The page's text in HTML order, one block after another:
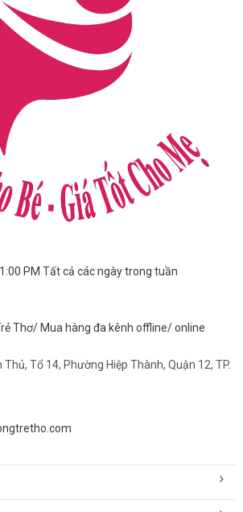
PM Tất cả các ngày trong tuần
Thơ/ Mua hàng đa kênh offline/ online
Thủ, Tổ 14, Phường Hiệp Thành, Quận 12, TP.